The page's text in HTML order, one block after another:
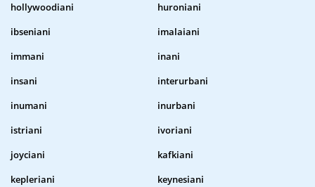
hollywoodiani
huroniani
ibseniani
imalaiani
immani
inani
insani
interurbani
inumani
inurbani
istriani
ivoriani
joyciani
kafkiani
kepleriani
keynesiani